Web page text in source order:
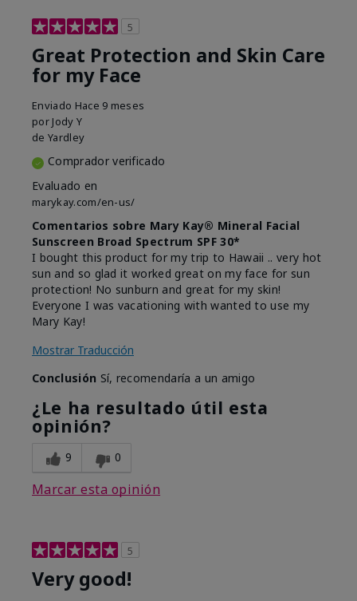
5
Great Protection and Skin Care
for my Face
Enviado Hace 9 meses
por Jody Y
de Yardley
Comprador verificado
Evaluado en
marykay.com/en-us/
Comentarios sobre Mary Kay® Mineral Facial
Sunscreen Broad Spectrum SPF 30*
I bought this product for my trip to Hawaii .. very hot
sun and so glad it worked great on my face for sun
protection! No sunburn and great for my skin!
Everyone I was vacationing with wanted to use my
Mary Kay!
Mostrar Traducción
Conclusión Sí, recomendaría a un amigo
¿Le ha resultado útil esta
opinión?
9 0
Marcar esta opinión
5
Very good!